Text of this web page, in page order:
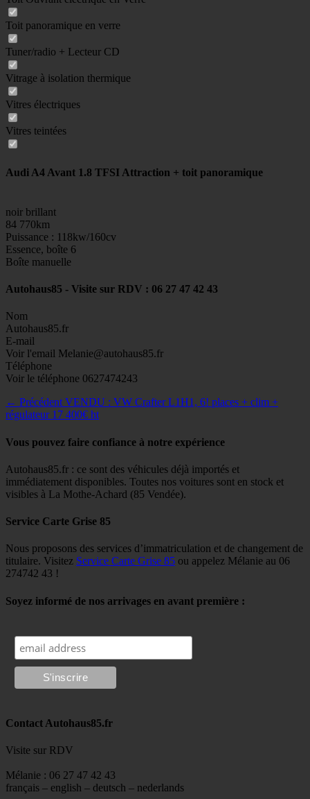
Toit panoramique en verre
Tuner/radio + Lecteur CD
Vitrage à isolation thermique
Vitres électriques
Vitres teintées
Audi A4 Avant 1.8 TFSI Attraction + toit panoramique
noir brillant
84 770km
Puissance : 118kw/160cv
Essence, boîte 6
Boîte manuelle
Autohaus85 - Visite sur RDV : 06 27 47 42 43
Nom
Autohaus85.fr
E-mail
Voir l'email Melanie@autohaus85.fr
Téléphone
Voir le téléphone 0627474243
Navigation
de
l’article
← Précédent Article
précédent :
VENDU : VW Crafter L1H1, 6! places + clim +
régulateur 17 400€ ht
Vous pouvez faire confiance à notre expérience
Autohaus85.fr : ce sont des véhicules déjà importés et
immédiatement disponibles. Toutes nos voitures sont en stock et
visibles à La Mothe-Achard (85 Vendée).
Service Carte Grise 85
Nous proposons des services d’immatriculation et de changement de
titulaire. Visitez Service Carte Grise 85 ou appelez Mélanie au 06
274742 43 !
Soyez informé de nos arrivages en avant première :
Contact Autohaus85.fr
Visite sur RDV
Mélanie : 06 27 47 42 43
français – english – deutsch – nederlands